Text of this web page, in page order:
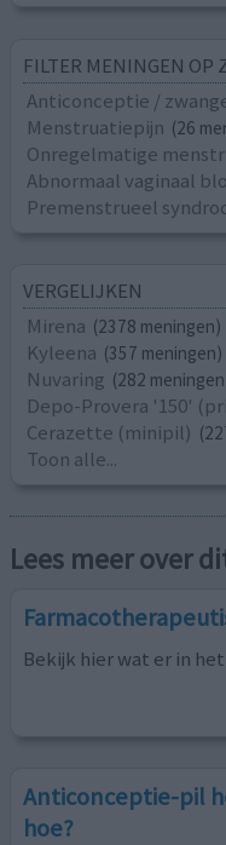
FILTER MENINGEN OP
Anticonceptie /
Menstruatiepijn (26
Onregelmatige
Abnormaal vaginaal
Premenstrueel
VERGELIJKEN
Mirena (2378 meningen)
Kyleena (357 meningen)
Nuvaring (282
Depo-Provera '150'
Cerazette (minipil)
Toon alle...
Lees meer over
Bekijk hier wat er in
Anticonceptie-pil
hoe?